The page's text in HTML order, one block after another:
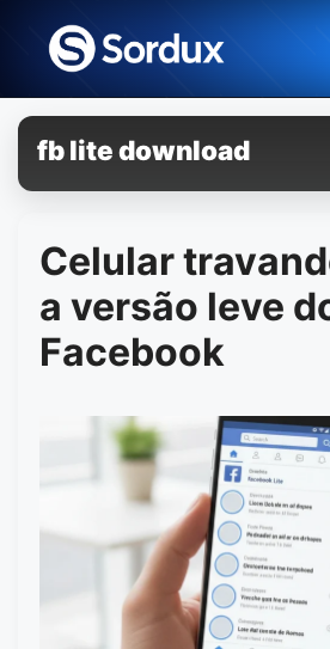
content
fb lite download
Celular
a versão leve
Facebook